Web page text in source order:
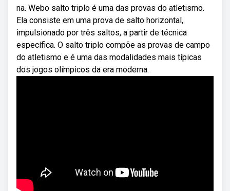
na. Webo salto triplo é uma das provas do atletismo.
Ela consiste em uma prova de salto horizontal,
impulsionado por três saltos, a partir de técnica
específica. O salto triplo compõe as provas de campo
do atletismo e é uma das modalidades mais típicas
dos jogos olímpicos da era moderna.